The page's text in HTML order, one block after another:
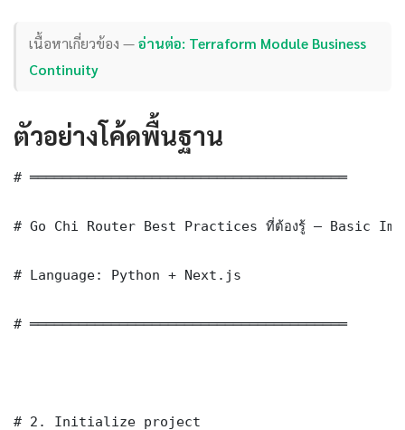
เนื้อหาเกี่ยวข้อง —อ่านต่อ: Terraform Module Business
Continuity
ตัวอย่างโค้ดพื้นฐาน
# ═══════════════════════════════════════
# Go Chi Router Best Practices ที่ต้องรู้ — Basic
# Language: Python + Next.js
# ═══════════════════════════════════════
# 2. Initialize project